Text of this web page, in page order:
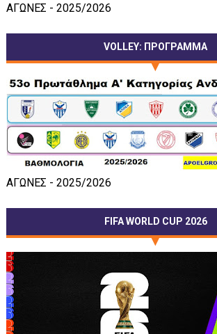
ΑΓΩΝΕΣ - 2025/2026
VOLLEY: ΠΡΟΓΡΑΜΜΑ
ΑΓΩΝΕΣ - 2025/2026
FIFA WORLD CUP 2026